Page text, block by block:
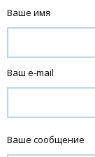
Ваше имя
Ваш e-mail
Ваше сообщение